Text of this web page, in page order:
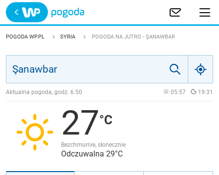
Trwa ładowanie
POLSKA
JAKOŚĆ POWIETRZA
POGODA WP.PL SYRIA POGODA NA JUTRO - ŞANAWBAR
Aktualna pogoda, godz. 6:50 05:57 19:31
27
Bezchmurnie, słonecznie
Odczuwalna 29°C